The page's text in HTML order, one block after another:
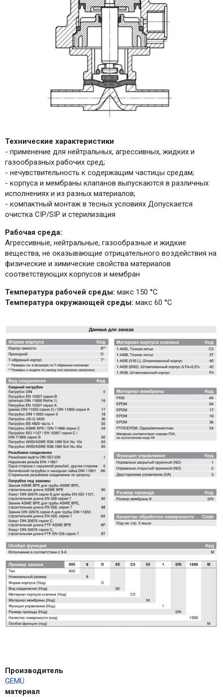
Технические характеристики
- применение для нейтральных, агрессивных, жидких и
газообразных рабочих сред;
- нечувствительность к содержащим частицы средам;
- корпуса и мембраны клапанов выпускаются в различных
исполнениях и из разных материалов;
- компактный монтаж в тесных условиях Допускается
очистка CIP/SIP и стерилизация
Рабочая среда:
Агрессивные, нейтральные, газообразные и жидкие
вещества, не оказывающие отрицательного воздействия на
физические и химические свойства материалов
соответствующих корпусов и мембран
Температура рабочей среды: макс 150 °С
Температура окружающей среды: макс 60 °С
Производитель
GEMÜ
материал